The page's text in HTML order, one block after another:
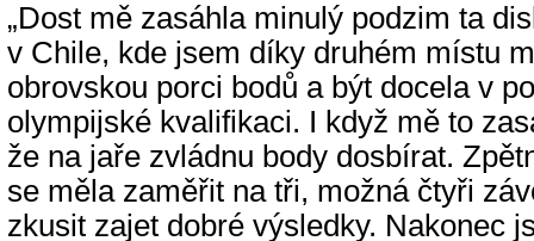
„Dost mě zasáhla minulý podzim ta
v Chile, kde jsem díky druhém místu
obrovskou porci bodů a být docela v
olympijské kvalifikaci. I když mě to
že na jaře zvládnu body dosbírat.
se měla zaměřit na tři, možná čtyři
zkusit zajet dobré výsledky. Nakonec